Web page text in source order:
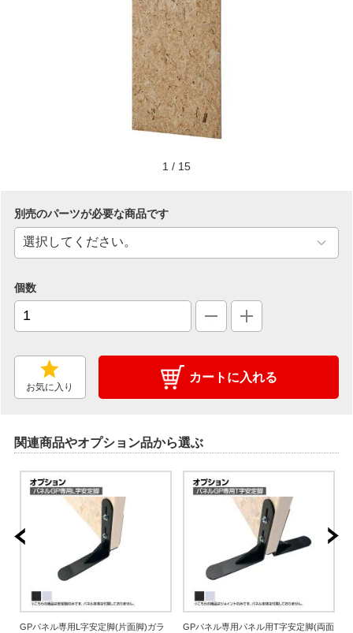
1 / 15
別売のパーツが必要な商品です
個数
お気に入り
カートに入れる
関連商品やオプション品から選ぶ
GPパネル専用L字安定脚(片面脚)ガラ
GPパネル専用パネル用T字安定脚(両面